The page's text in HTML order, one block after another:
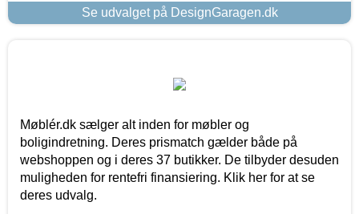
Se udvalget på DesignGaragen.dk
Møblér.dk sælger alt inden for møbler og
boligindretning. Deres prismatch gælder både på
webshoppen og i deres 37 butikker. De tilbyder desuden
muligheden for rentefri finansiering. Klik her for at se
deres udvalg.